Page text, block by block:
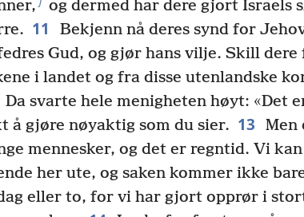
og dermed har dere gjort Israels
11
Bekjenn nå deres synd for
Gud, og gjør hans vilje. Skill dere
i landet og fra disse utenlandske
Da svarte hele menigheten høyt: «Det
å gjøre nøyaktig som du sier. 13
Men
mennesker, og det er regntid. Vi
her ute, og saken kommer ikke
eller to, for vi har gjort opprør i